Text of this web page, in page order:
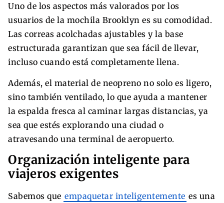
Uno de los aspectos más valorados por los
usuarios de la mochila Brooklyn es su comodidad.
Las correas acolchadas ajustables y la base
estructurada garantizan que sea fácil de llevar,
incluso cuando está completamente llena.
Además, el material de neopreno no solo es ligero,
sino también ventilado, lo que ayuda a mantener
la espalda fresca al caminar largas distancias, ya
sea que estés explorando una ciudad o
atravesando una terminal de aeropuerto.
Organización inteligente para
viajeros exigentes
Sabemos que empaquetar inteligentemente es una